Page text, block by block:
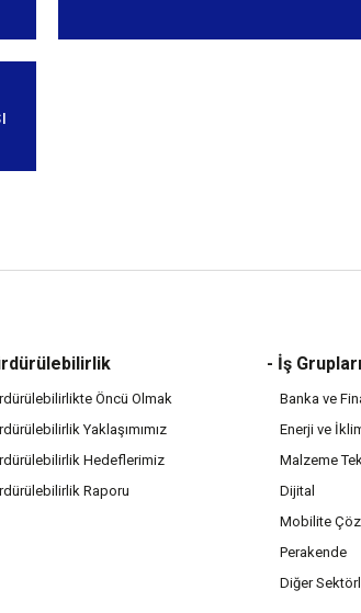
Öncü Olmak
Yaklaşımımız
Hedeflerimiz
Raporu
- İş Grupları
Banka ve
Enerji ve
Malzeme
Dijital
Mobilite
Perakende
Diğer